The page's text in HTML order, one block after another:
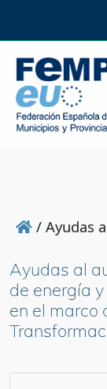
/ Ayudas
Ayudas al
de energía
en el marco